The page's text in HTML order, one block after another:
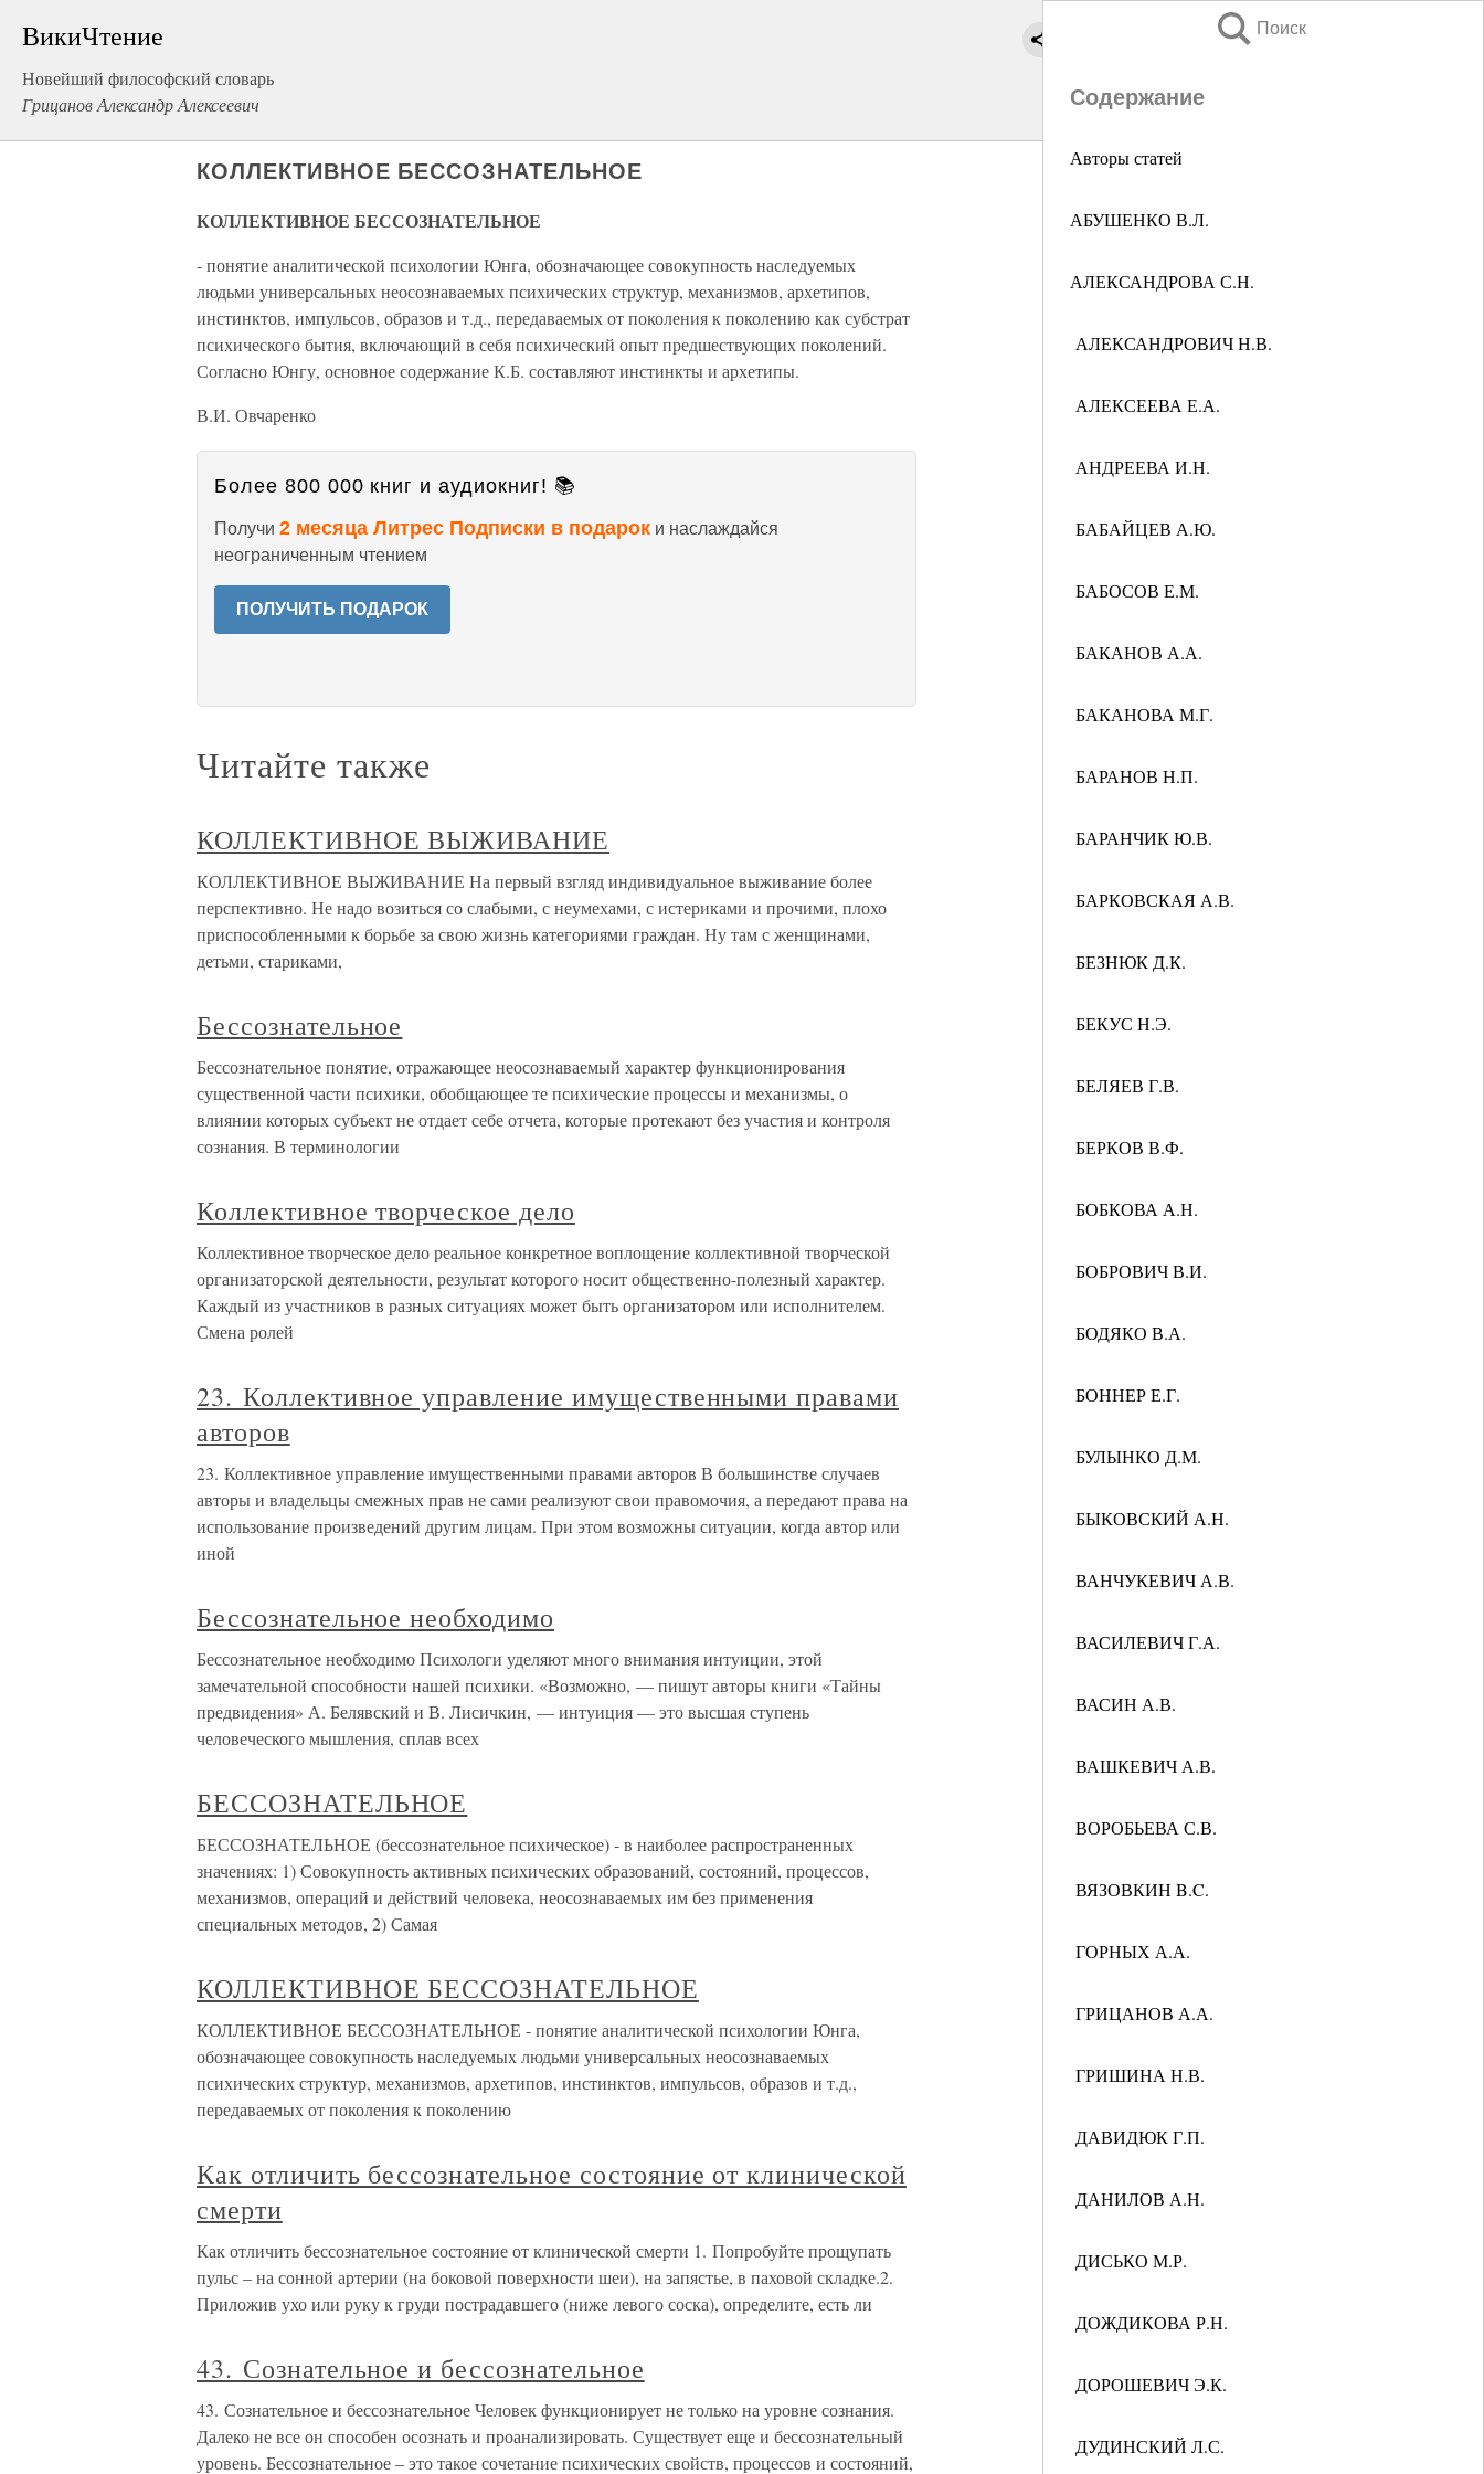
ВикиЧтение
Новейший философский словарь
Грицанов Александр Алексеевич
Поиск
Содержание
Авторы статей
АБУШЕНКО В.Л.
АЛЕКСАНДРОВА С.Н.
АЛЕКСАНДРОВИЧ Н.В.
АЛЕКСЕЕВА Е.А.
АНДРЕЕВА И.Н.
БАБАЙЦЕВ А.Ю.
БАБОСОВ Е.М.
БАКАНОВ А.А.
БАКАНОВА М.Г.
БАРАНОВ Н.П.
БАРАНЧИК Ю.В.
БАРКОВСКАЯ А.В.
БЕЗНЮК Д.К.
БЕКУС Н.Э.
БЕЛЯЕВ Г.В.
БЕРКОВ В.Ф.
БОБКОВА А.Н.
БОБРОВИЧ В.И.
БОДЯКО В.А.
БОННЕР Е.Г.
БУЛЫНКО Д.М.
БЫКОВСКИЙ А.Н.
ВАНЧУКЕВИЧ А.В.
ВАСИЛЕВИЧ Г.А.
ВАСИН А.В.
ВАШКЕВИЧ А.В.
ВОРОБЬЕВА С.В.
ВЯЗОВКИН B.C.
ГОРНЫХ А.А.
ГРИЦАНОВ А.А.
ГРИШИНА Н.В.
ДАВИДЮК Г.П.
ДАНИЛОВ А.Н.
ДИСЬКО М.Р.
ДОЖДИКОВА Р.Н.
ДОРОШЕВИЧ Э.К.
ДУДИНСКИЙ Л.С.
КОЛЛЕКТИВНОЕ БЕССОЗНАТЕЛЬНОЕ
КОЛЛЕКТИВНОЕ БЕССОЗНАТЕЛЬНОЕ
- понятие аналитической психологии Юнга, обозначающее совокупность наследуемых
людьми универсальных неосознаваемых психических структур, механизмов, архетипов,
инстинктов, импульсов, образов и т.д., передаваемых от поколения к поколению как субстрат
психического бытия, включающий в себя психический опыт предшествующих поколений.
Согласно Юнгу, основное содержание К.Б. составляют инстинкты и архетипы.
В.И. Овчаренко
Более 800 000 книг и аудиокниг! 📚
Получи 2 месяца Литрес Подписки в подарок и наслаждайся
неограниченным чтением
ПОЛУЧИТЬ ПОДАРОК
Читайте также
КОЛЛЕКТИВНОЕ ВЫЖИВАНИЕ
КОЛЛЕКТИВНОЕ ВЫЖИВАНИЕ На первый взгляд индивидуальное выживание более
перспективно. Не надо возиться со слабыми, с неумехами, с истериками и прочими, плохо
приспособленными к борьбе за свою жизнь категориями граждан. Ну там с женщинами,
детьми, стариками,
Бессознательное
Бессознательное понятие, отражающее неосознаваемый характер функционирования
существенной части психики, обобщающее те психические процессы и механизмы, о
влиянии которых субъект не отдает себе отчета, которые протекают без участия и контроля
сознания. В терминологии
Коллективное творческое дело
Коллективное творческое дело реальное конкретное воплощение коллективной творческой
организаторской деятельности, результат которого носит общественно-полезный характер.
Каждый из участников в разных ситуациях может быть организатором или исполнителем.
Смена ролей
23. Коллективное управление имущественными правами
авторов
23. Коллективное управление имущественными правами авторов В большинстве случаев
авторы и владельцы смежных прав не сами реализуют свои правомочия, а передают права на
использование произведений другим лицам. При этом возможны ситуации, когда автор или
иной
Бессознательное необходимо
Бессознательное необходимо Психологи уделяют много внимания интуиции, этой
замечательной способности нашей психики. «Возможно, — пишут авторы книги «Тайны
предвидения» А. Белявский и В. Лисичкин, — интуиция — это высшая ступень
человеческого мышления, сплав всех
БЕССОЗНАТЕЛЬНОЕ
БЕССОЗНАТЕЛЬНОЕ (бессознательное психическое) - в наиболее распространенных
значениях: 1) Совокупность активных психических образований, состояний, процессов,
механизмов, операций и действий человека, неосознаваемых им без применения
специальных методов, 2) Самая
КОЛЛЕКТИВНОЕ БЕССОЗНАТЕЛЬНОЕ
КОЛЛЕКТИВНОЕ БЕССОЗНАТЕЛЬНОЕ - понятие аналитической психологии Юнга,
обозначающее совокупность наследуемых людьми универсальных неосознаваемых
психических структур, механизмов, архетипов, инстинктов, импульсов, образов и т.д.,
передаваемых от поколения к поколению
Как отличить бессознательное состояние от клинической
смерти
Как отличить бессознательное состояние от клинической смерти 1. Попробуйте прощупать
пульс – на сонной артерии (на боковой поверхности шеи), на запястье, в паховой складке.2.
Приложив ухо или руку к груди пострадавшего (ниже левого соска), определите, есть ли
43. Сознательное и бессознательное
43. Сознательное и бессознательное Человек функционирует не только на уровне сознания.
Далеко не все он способен осознать и проанализировать. Существует еще и бессознательный
уровень. Бессознательное – это такое сочетание психических свойств, процессов и состояний,